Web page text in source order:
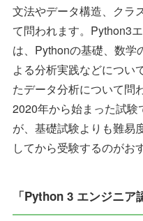
文法やデータ構造、クラ
て問われます。Python3
は、Pythonの基礎、数学
よる分析実践などについ
たデータ分析について問
2020年から始まった試
が、基礎試験よりも難易
してから受験するのがお
「Python 3 エンジニ